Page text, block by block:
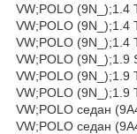
VW;POLO (9N_);1.4
VW;POLO (9N_);1.4
VW;POLO (9N_);1.4
VW;POLO (9N_);1.9
VW;POLO (9N_);1.9
VW;POLO (9N_);1.9
VW;POLO седан
VW;POLO седан